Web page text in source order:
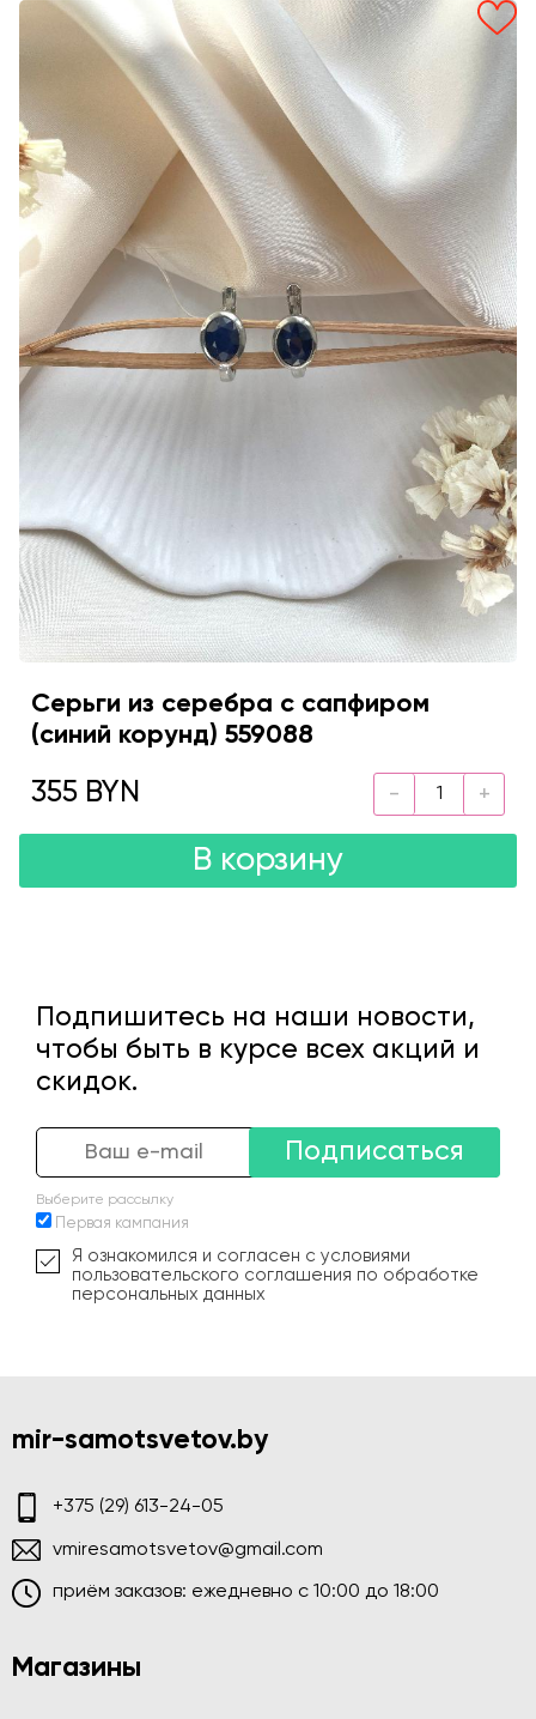
Серьги из серебра с сапфиром
(синий корунд) 559088
355 BYN
В корзину
Подпишитесь на наши новости,
чтобы быть в курсе всех акций и
скидок.
Подписаться
Выберите рассылку
Первая кампания
Я ознакомился и согласен с условиями
пользовательского соглашения по обработке
персональных данных
mir-samotsvetov.by
+375 (29) 613-24-05
vmiresamotsvetov@gmail.com
приём заказов: ежедневно c 10:00 до 18:00
Магазины